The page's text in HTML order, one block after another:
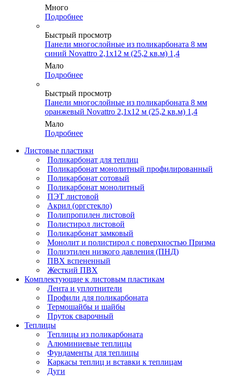
Много
Подробнее
Быстрый просмотр
Панели многослойные из поликарбоната 8 мм
синий Novattro 2,1х12 м (25,2 кв.м) 1,4
Мало
Подробнее
Быстрый просмотр
Панели многослойные из поликарбоната 8 мм
оранжевый Novattro 2,1х12 м (25,2 кв.м) 1,4
Мало
Подробнее
Листовые пластики
Поликарбонат для теплиц
Поликарбонат монолитный профилированный
Поликарбонат сотовый
Поликарбонат монолитный
ПЭТ листовой
Акрил (оргстекло)
Полипропилен листовой
Полистирол листовой
Поликарбонат замковый
Монолит и полистирол с поверхностью Призма
Полиэтилен низкого давления (ПНД)
ПВХ вспененный
Жесткий ПВХ
Комплектующие к листовым пластикам
Лента и уплотнители
Профили для поликарбоната
Термошайбы и шайбы
Пруток сварочный
Теплицы
Теплицы из поликарбоната
Алюминиевые теплицы
Фундаменты для теплицы
Каркасы теплиц и вставки к теплицам
Дуги